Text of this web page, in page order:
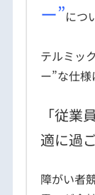
ー”につ
テルミッ
ー”な仕様
「従業
適に過
障がい者